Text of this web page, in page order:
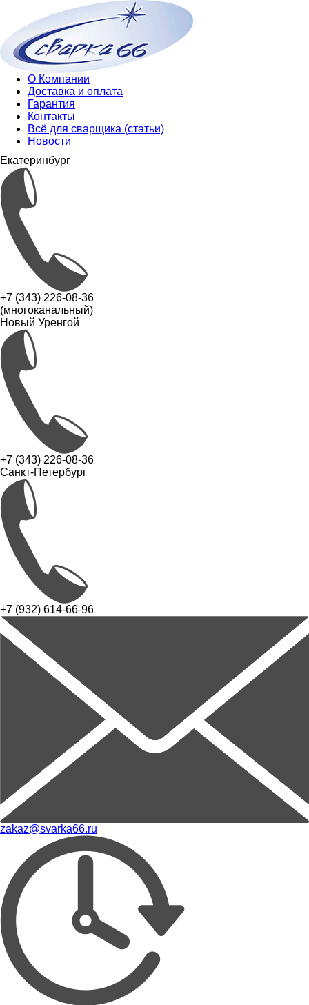
О Компании
Доставка и оплата
Гарантия
Контакты
Всё для сварщика (статьи)
Новости
Екатеринбург
+7 (343) 226-08-36
(многоканальный)
Новый Уренгой
+7 (343) 226-08-36
Санкт-Петербург
+7 (932) 614-66-96
zakaz@svarka66.ru